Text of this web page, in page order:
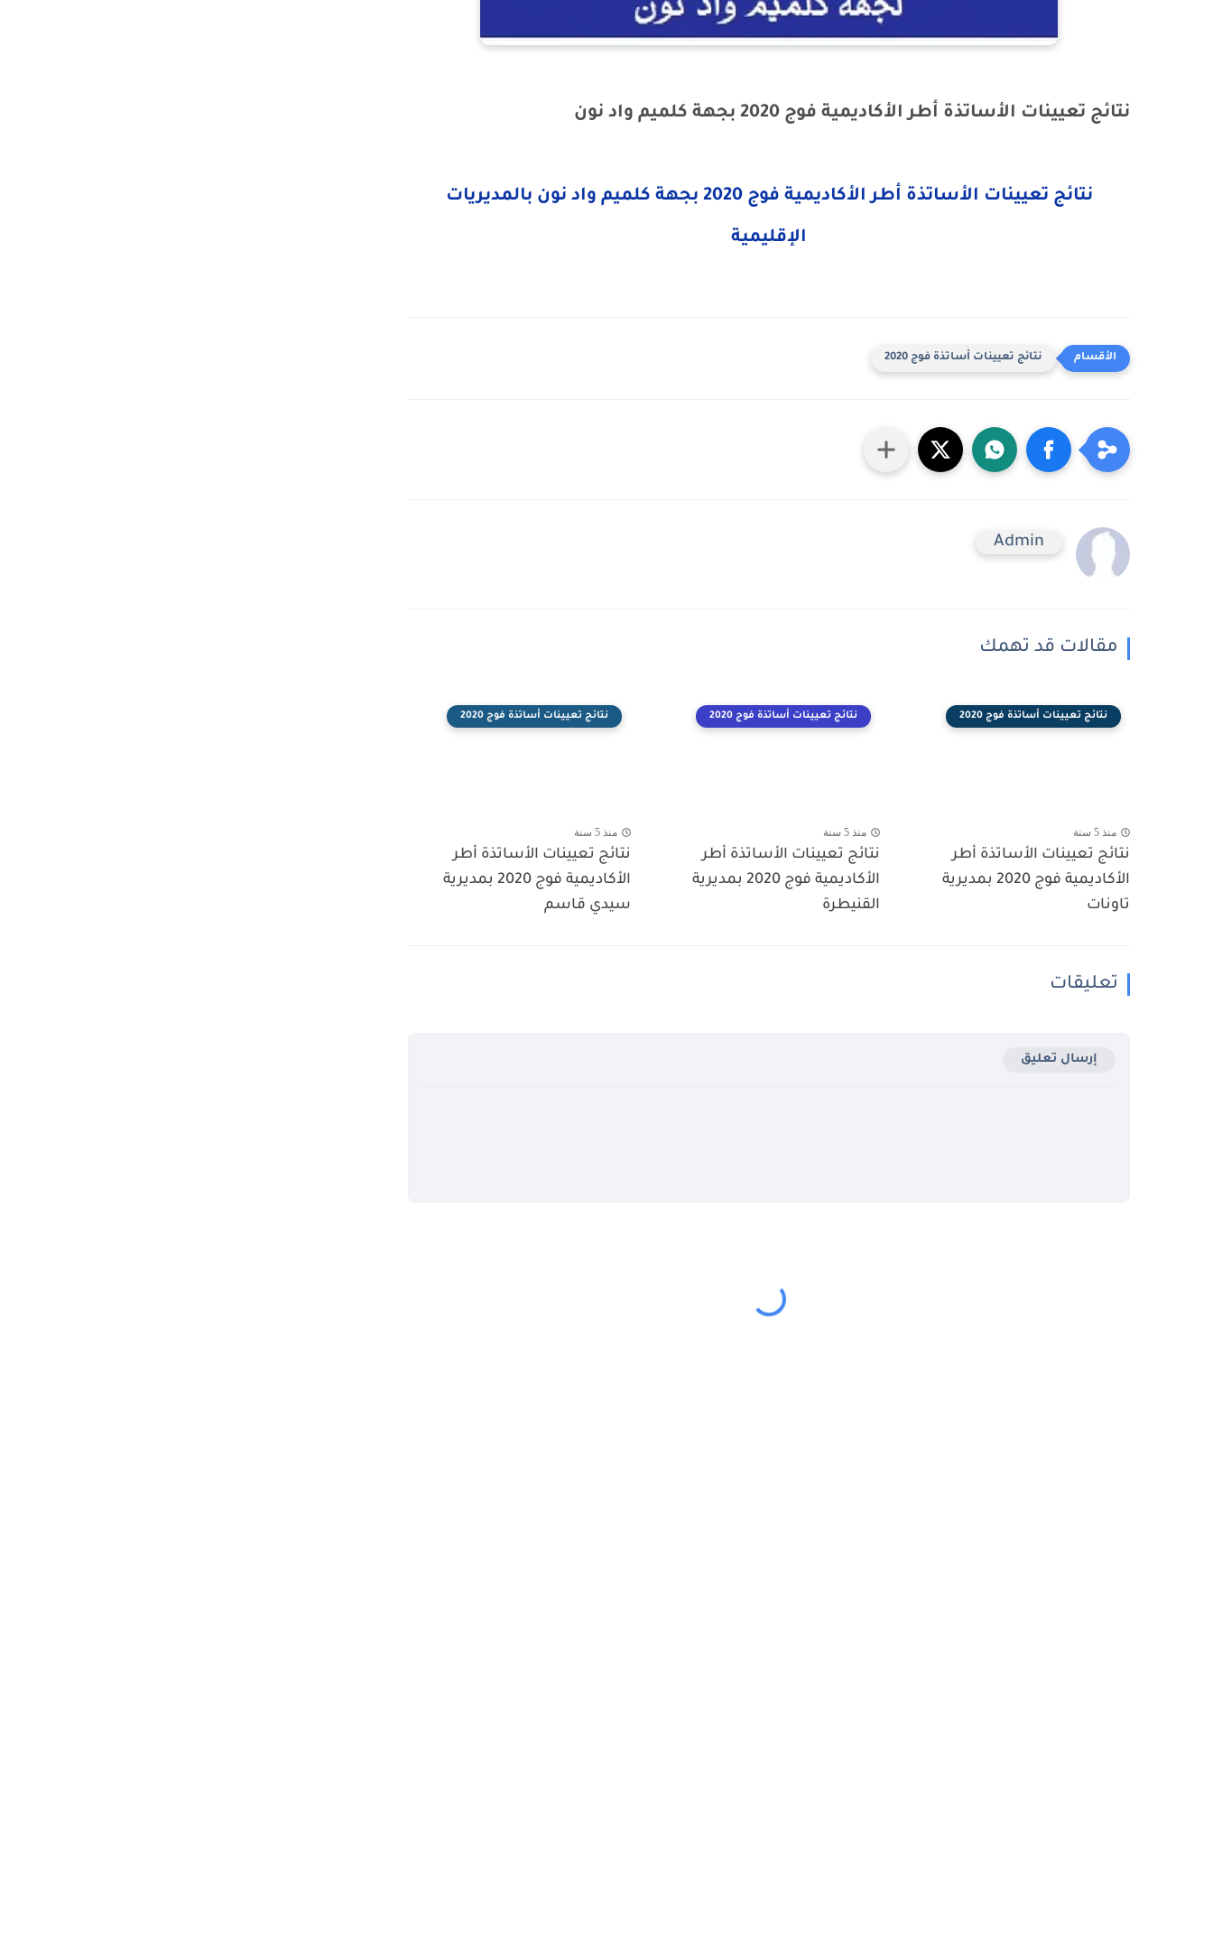
نتائج تعيينات الأساتذة أطر الأكاديمية فوج 2020 بجهة كلميم واد نون
نتائج تعيينات الأساتذة أطر الأكاديمية فوج 2020 بجهة كلميم واد نون بالمديريات
الإقليمية
نتائج تعيينات أساتذة فوج 2020
Admin
مقالات قد تهمك
نتائج تعيينات أساتذة فوج 2020
منذ 5 سنة
نتائج تعيينات الأساتذة أطر
الأكاديمية فوج 2020 بمديرية
تاونات
نتائج تعيينات أساتذة فوج 2020
منذ 5 سنة
نتائج تعيينات الأساتذة أطر
الأكاديمية فوج 2020 بمديرية
القنيطرة
نتائج تعيينات أساتذة فوج 2020
منذ 5 سنة
نتائج تعيينات الأساتذة أطر
الأكاديمية فوج 2020 بمديرية
سيدي قاسم
تعليقات
إرسال تعليق